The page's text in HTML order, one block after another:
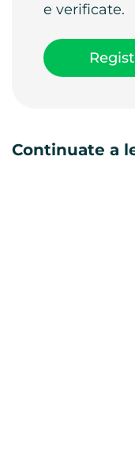
e verificate.
Continuate a